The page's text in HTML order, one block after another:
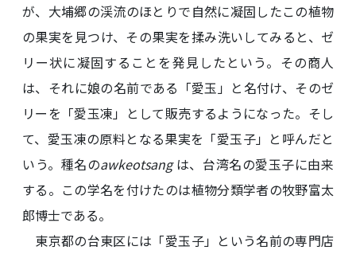
が、大埔郷の渓流のほとりで自然に凝固したこの植物
の果実を見つけ、その果実を揉み洗いしてみると、ゼ
リー状に凝固することを発見したという。その商人
は、それに娘の名前である「愛玉」と名付け、そのゼ
リーを「愛玉凍」として販売するようになった。そし
て、愛玉凍の原料となる果実を「愛玉子」と呼んだと
いう。種名のawkeotsangは、台湾名の愛玉子に由来
する。この学名を付けたのは植物分類学者の牧野富太
郎博士である。
東京都の台東区には「愛玉子」という名前の専門店